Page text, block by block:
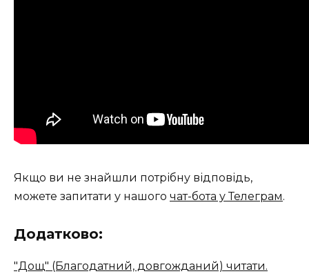
Якщо ви не знайшли потрібну відповідь,
можете запитати у нашого чат-бота у Телеграм.
Додатково:
"Дощ" (Благодатний, довгожданий) читати.